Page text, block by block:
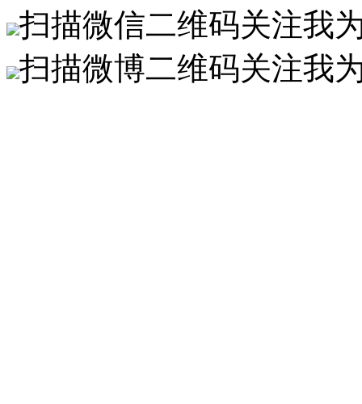
扫描微信二维码关注我
扫描微博二维码关注我